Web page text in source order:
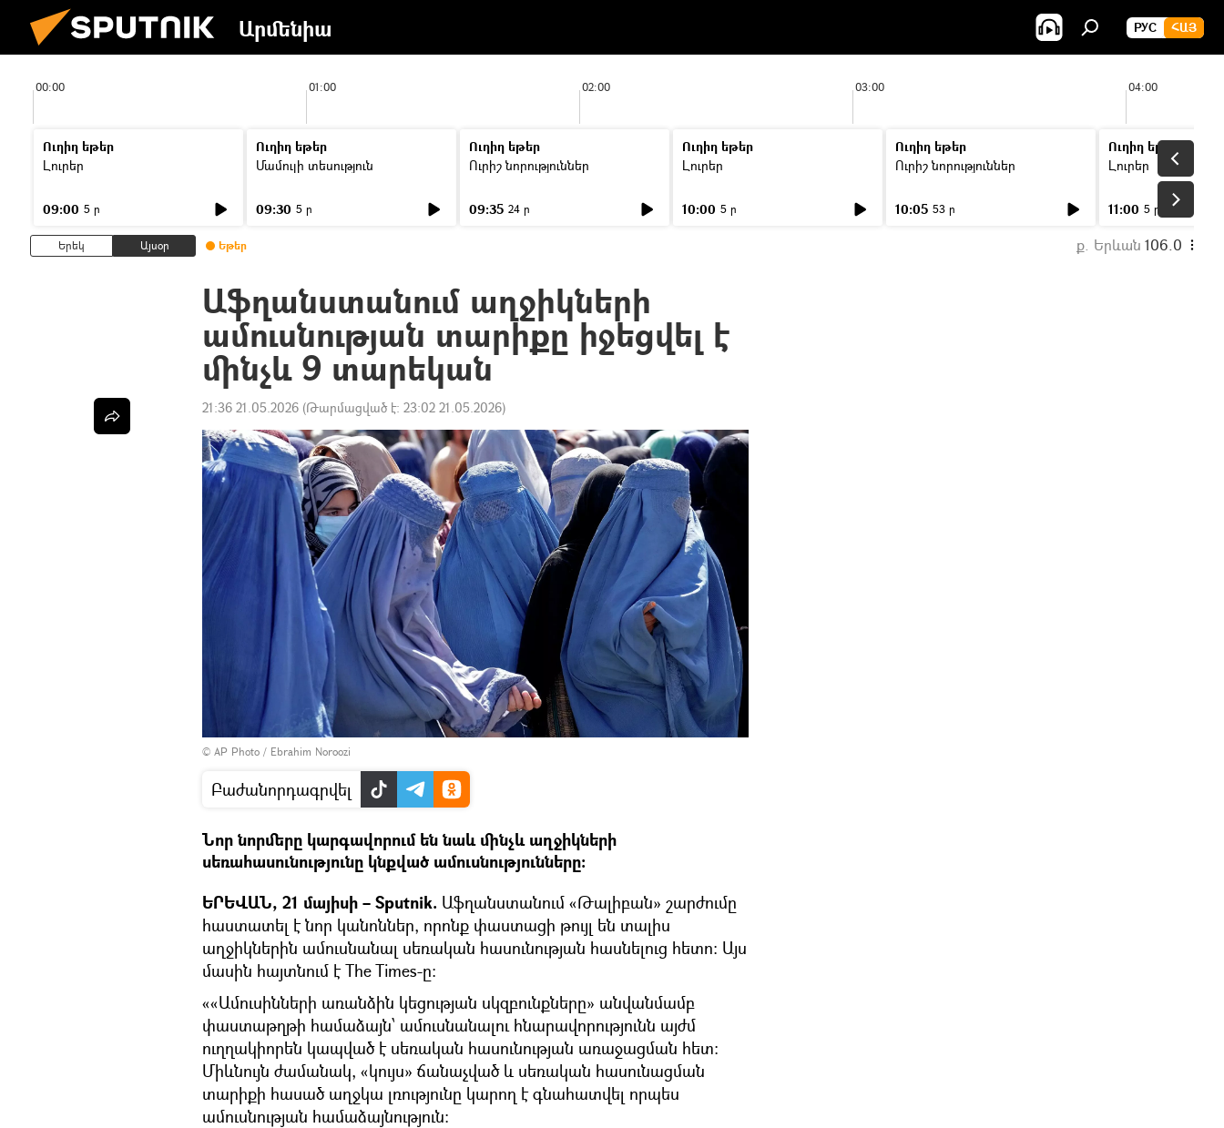
Արմենիա РУС ՀԱՅ
00:00 01:00 02:00 03:00 04:00
Ուղիղ եթեր
Լուրեր
09:00 5 ր
Ուղիղ եթեր
Մամուլի տեսություն
09:30 5 ր
Ուղիղ եթեր
Ուրիշ նորություններ
09:35 24 ր
Ուղիղ եթեր
Լուրեր
10:00 5 ր
Ուղիղ եթեր
Ուրիշ նորություններ
10:05 53 ր
Ուղիղ եթեր
Լուրեր
11:00 5 ր
Երեկ Այսօր Եթեր ք. Երևան 106.0
Աֆղանստանում աղջիկների
ամուսնության տարիքը իջեցվել է
մինչև 9 տարեկան
21:36 21.05.2026 (Թարմացված է: 23:02 21.05.2026)
© AP Photo / Ebrahim Noroozi
Բաժանորդագրվել
Նոր նորմերը կարգավորում են նաև մինչև աղջիկների
սեռահասունությունը կնքված ամուսնությունները:
ԵՐԵՎԱՆ, 21 մայիսի – Sputnik. Աֆղանստանում «Թալիբան» շարժումը
հաստատել է նոր կանոններ, որոնք փաստացի թույլ են տալիս
աղջիկներին ամուսնանալ սեռական հասունության հասնելուց հետո: Այս
մասին հայտնում է The Times-ը:
««Ամուսինների առանձին կեցության սկզբունքները» անվանմամբ
փաստաթղթի համաձայն՝ ամուսնանալու հնարավորությունն այժմ
ուղղակիորեն կապված է սեռական հասունության առաջացման հետ։
Միևնույն ժամանակ, «կույս» ճանաչված և սեռական հասունացման
տարիքի հասած աղջկա լռությունը կարող է գնահատվել որպես
ամուսնության համաձայնություն: